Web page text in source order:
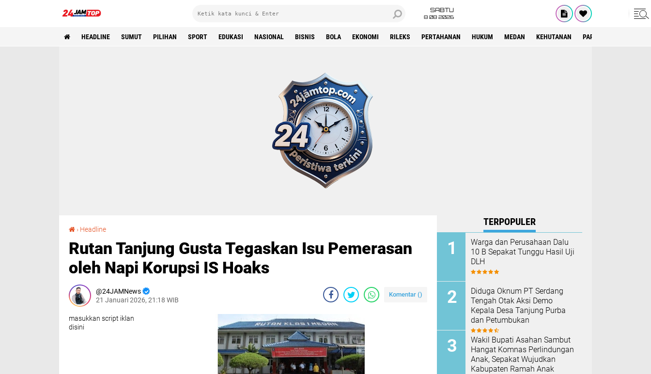
SABTU
8 08 2026
HEADLINE SUMUT PILIHAN SPORT EDUKASI NASIONAL BISNIS BOLA EKONOMI RILEKS PERTAHANAN HUKUM MEDAN KEHUTANAN PARIWISATA
› Headline
Rutan Tanjung Gusta Tegaskan Isu Pemerasan
oleh Napi Korupsi IS Hoaks
24JAMNews
21 Januari 2026, 21:18 WIB
Komentar ()
masukkan script iklan
disini
TERPOPULER
Warga dan Perusahaan Dalu
10 B Sepakat Tunggu Hasil Uji
DLH
Diduga Oknum PT Serdang
Tengah Otak Aksi Demo
Kepala Desa Tanjung Purba
dan Petumbukan
Wakil Bupati Asahan Sambut
Hangat Komnas Perlindungan
Anak, Sepakat Wujudkan
Kabupaten Ramah Anak